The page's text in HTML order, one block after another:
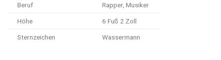
Beruf Rapper, Musiker
Höhe 6 Fuß 2 Zoll
Sternzeichen Wassermann